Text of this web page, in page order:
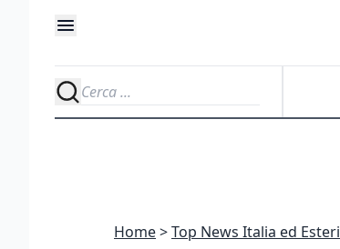
Home Top News Italia ed Esteri